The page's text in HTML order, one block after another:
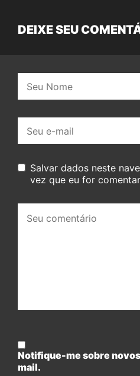
DEIXE SEU
mail:
Salvar dados neste
vez que eu for
comentário:
Notifique-me sobre
mail.